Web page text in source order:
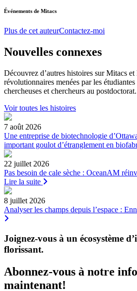
Événements de Mitacs
Plus de cet auteurContactez-moi
Nouvelles connexes
Découvrez d’autres histoires sur Mitacs
révolutionnaires menées par les
chercheuses et chercheurs au postdoctorat.
Voir toutes les histoires
7 août 2026
Une entreprise de biotechnologie
important goulot d’étranglement en
22 juillet 2026
Pas besoin de cale sèche : OceanAM
Lire la suite
8 juillet 2026
Analyser les champs depuis l’espace :
Joignez-vous à un écosystème
florissant.
Abonnez-vous à notre
maintenant!